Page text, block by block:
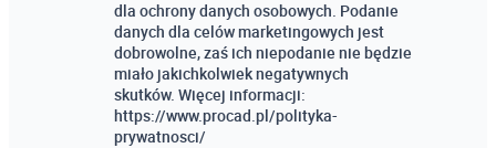
dla ochrony danych osobowych. Podanie
danych dla celów marketingowych jest
dobrowolne, zaś ich niepodanie nie będzie
miało jakichkolwiek negatywnych
skutków. Więcej informacji:
https://www.procad.pl/polityka-
prywatnosci/